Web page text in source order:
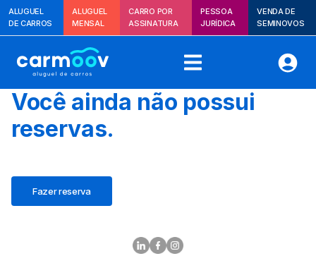
ALUGUEL
DE CARROS
ALUGUEL
MENSAL
CARRO POR
ASSINATURA
PESSOA
JURÍDICA
VENDA DE
SEMINOVOS
Você ainda não possui
reservas.
Fazer reserva